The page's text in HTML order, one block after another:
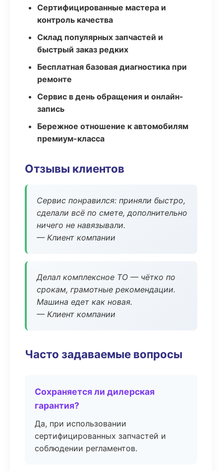
Сертифицированные мастера и
контроль качества
Склад популярных запчастей и
быстрый заказ редких
Бесплатная базовая диагностика при
ремонте
Сервис в день обращения и онлайн-
запись
Бережное отношение к автомобилям
премиум-класса
Отзывы клиентов
Сервис понравился: приняли быстро,
сделали всё по смете, дополнительно
ничего не навязывали.
— Клиент компании
Делал комплексное ТО — чётко по
срокам, грамотные рекомендации.
Машина едет как новая.
— Клиент компании
Часто задаваемые вопросы
Сохраняется ли дилерская
гарантия?
Да, при использовании
сертифицированных запчастей и
соблюдении регламентов.